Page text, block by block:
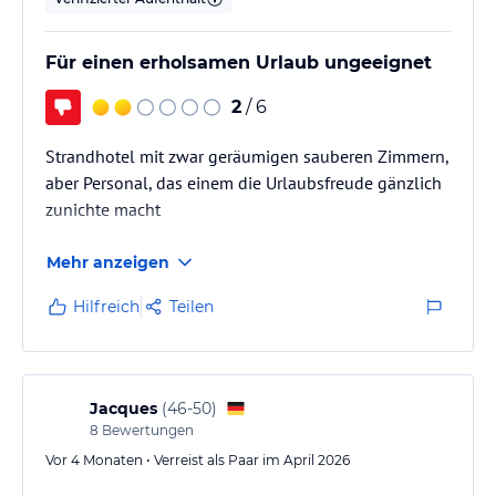
Erholung und Wassersportaktivitäten. Es gibt auch einen schönen
Garten und einen Spielplatz für die jüngeren Gäste. Das Hotel
bietet auch ein umfangreiches Sportprogramm, darunter
Wellnessbereich können die Gäste sich mit Massagen und Spa-
Behandlungen verwöhnen lassen.
Angaben ohne Gewähr. Bitte lies vor der Buchung die
Für einen erholsamen Urlaub ungeeignet
2 / 6
Strandhotel mit zwar geräumigen sauberen Zimmern,
aber Personal, das einem die Urlaubsfreude gänzlich
zunichte macht
Mehr anzeigen
Hilfreich Teilen
Jacques (46-50)
8 Bewertungen
Vor 4 Monaten • Verreist als Paar im April 2026